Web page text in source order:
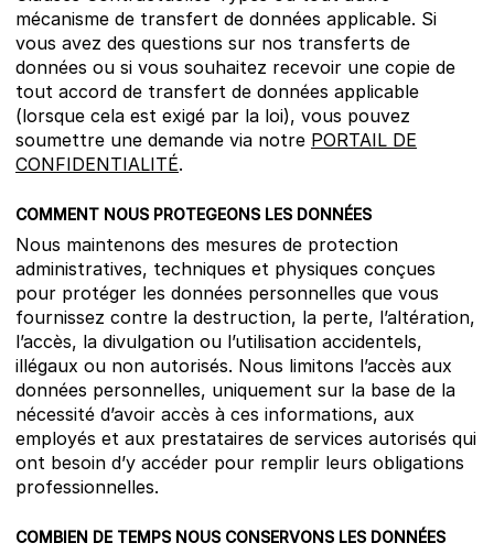
mécanisme de transfert de données applicable. Si
vous avez des questions sur nos transferts de
données ou si vous souhaitez recevoir une copie de
tout accord de transfert de données applicable
(lorsque cela est exigé par la loi), vous pouvez
soumettre une demande via notre PORTAIL DE
CONFIDENTIALITÉ.
COMMENT NOUS PROTEGEONS LES DONNÉES
Nous maintenons des mesures de protection
administratives, techniques et physiques conçues
pour protéger les données personnelles que vous
fournissez contre la destruction, la perte, l’altération,
l’accès, la divulgation ou l’utilisation accidentels,
illégaux ou non autorisés. Nous limitons l’accès aux
données personnelles, uniquement sur la base de la
nécessité d’avoir accès à ces informations, aux
employés et aux prestataires de services autorisés qui
ont besoin d’y accéder pour remplir leurs obligations
professionnelles.
COMBIEN DE TEMPS NOUS CONSERVONS LES DONNÉES